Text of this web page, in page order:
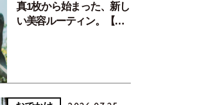
真1枚から始まった、新し
い美容ルーティン。【中